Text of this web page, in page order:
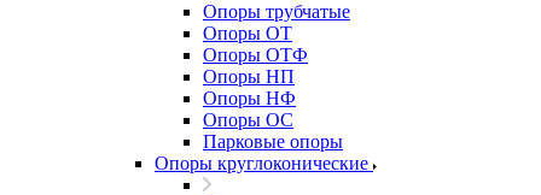
Опоры трубчатые
Опоры ОТ
Опоры ОТФ
Опоры НП
Опоры НФ
Опоры ОС
Парковые опоры
Опоры круглоконические